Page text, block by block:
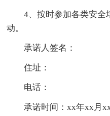
4、按时参加各类安全
动。
承诺人签名：
住址：
电话：
承诺时间：xx年xx月